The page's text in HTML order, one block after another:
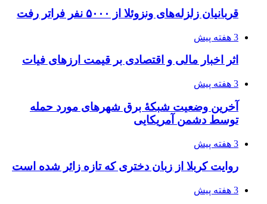
قربانیان زلزله‌های ونزوئلا از ۵۰۰۰ نفر فراتر رفت
3 هفته پیش
اثر اخبار مالی و اقتصادی بر قیمت ارزهای فیات
3 هفته پیش
آخرین وضعیت شبکۀ برق شهرهای مورد حمله
توسط دشمن آمریکایی
3 هفته پیش
روایت کربلا از زبان دختری که تازه زائر شده است
3 هفته پیش